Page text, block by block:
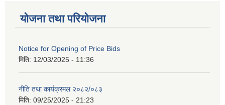
योजना तथा परियोजना
Notice for Opening of Price Bids
मिति: 12/03/2025 - 11:36
नीति तथा कार्यक्रमल २०८२/०८३
मिति: 09/25/2025 - 21:23